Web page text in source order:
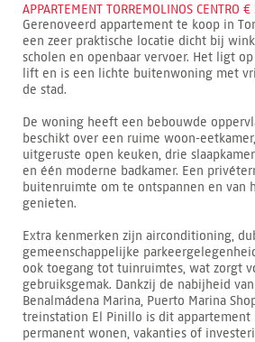
APPARTEMENT TORREMOLINOS CENTRO
Gerenoveerd appartement te koop in
een zeer praktische locatie dicht bij
scholen en openbaar vervoer. Het ligt
lift en is een lichte buitenwoning met
de stad.
De woning heeft een bebouwde
beschikt over een ruime woon-
uitgeruste open keuken, drie
en één moderne badkamer. Een
buitenruimte om te ontspannen en van
genieten.
Extra kenmerken zijn airconditioning,
gemeenschappelijke
ook toegang tot tuinruimtes, wat zorgt
gebruiksgemak. Dankzij de nabijheid
Benalmádena Marina, Puerto Marina
treinstation El Pinillo is dit appartement
permanent wonen, vakanties of